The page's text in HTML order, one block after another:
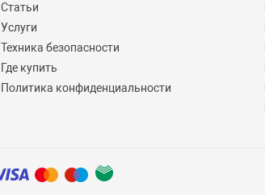
Статьи
Услуги
Техника безопасности
Где купить
Политика конфиденциальности